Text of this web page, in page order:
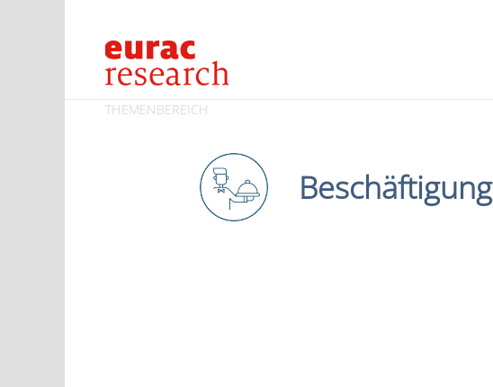
THEMENBEREICH
Beschäftigung